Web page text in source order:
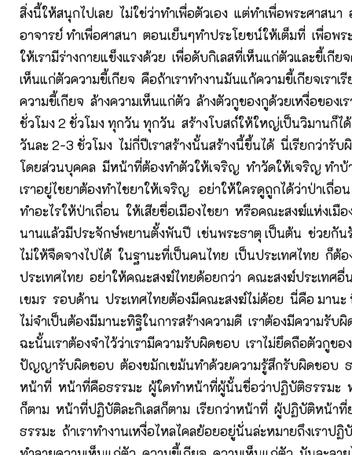
สิ่งนี้ให้สนุกไปเลย ไม่ใช่ว่าทำเพื่อตัวเอง แต่ทำเพื่อพระศาสนา
อาจารย์ ทำเพื่อศาสนา ตอนเย็นๆทำประโยชน์ให้เต็มที่ เพื่อพร
ให้เรามีร่างกายแข็งแรงด้วย เพื่อดับกิเลสที่เห็นแก่ตัวและขี้เกี
เห็นแก่ตัวความขี้เกียจ คือถ้าเราทำงานมันแก้ความขี้เกียจเราเรี
ความขี้เกียจ ล้างความเห็นแก่ตัว ล้างตัวกูของกูด้วยเหงื่อของเ
ชั่วโมง 2 ชั่วโมง ทุกวัน ทุกวัน สร้างโบสถ์ให้ใหญ่เป็นวิมานก็ได้
วันละ 2-3 ชั่วโมง ไม่กี่ปีเราสร้างนั้นสร้างนี้ขึ้นได้ นี่เรียกว่ารั
โดยส่วนบุคคล มีหน้าที่ต้องทำตัวให้เจริญ ทำวัดให้เจริญ ทำบ้
เราอยู่ไชยาต้องทำไชยาให้เจริญ อย่าให้ใครดูถูกได้ว่าป่าเถื่อ
ทำอะไรให้ป่าเถื่อน ให้เสียชื่อเมืองไชยา หรือคณะสงฆ์แห่งเมื
นานแล้วมีประจักษ์พยานตั้งพันปี เช่นพระธาตุ เป็นต้น ช่วยกัน
ไม่ให้จืดจางไปได้ ในฐานะที่เป็นคนไทย เป็นประเทศไทย ก็ต้อ
ประเทศไทย อย่าให้คณะสงฆ์ไทยด้อยกว่า คณะสงฆ์ประเทศอื่
เขมร รอบด้าน ประเทศไทยต้องมีคณะสงฆ์ไม่ด้อย นี่คือ มาน
ไม่จำเป็นต้องมีมานะทิฐิในการสร้างความดี เราต้องมีความรับ
ฉะนั้นเราต้องจำไว้ว่าเรามีความรับผิดชอบ เราไม่ยึดถือตัวกูขอ
ปัญญารับผิดชอบ ต้องขมักเขม้นทำด้วยความรู้สึกรับผิดชอบ
หน้าที่ หน้าที่คือธรรมะ ผู้ใดทำหน้าที่ผู้นั้นชื่อว่าปฏิบัติธรรมะ
ก็ตาม หน้าที่ปฏิบัติละกิเลสก็ตาม เรียกว่าหน้าที่ ผู้ปฏิบัติหน้าที่
ธรรมะ ถ้าเราทำงานเหงื่อไหลไคลย้อยอยู่นั่นล่ะหมายถึงเราป